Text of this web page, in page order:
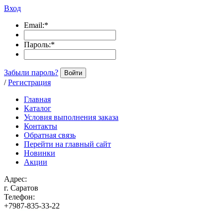
Вход
Email:*
Пароль:*
Забыли пароль? Войти
/ Регистрация
Главная
Каталог
Условия выполнения заказа
Контакты
Обратная связь
Перейти на главный сайт
Новинки
Акции
Адрес:
г. Саратов
Телефон:
+7987-835-33-22